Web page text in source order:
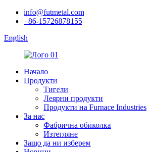
info@futmetal.com
+86-15726878155
English
Начало
Продукти
Тигели
Леярни продукти
Продукти на Furnace Industries
За нас
Фабрична обиколка
Изтегляне
Защо да ни изберем